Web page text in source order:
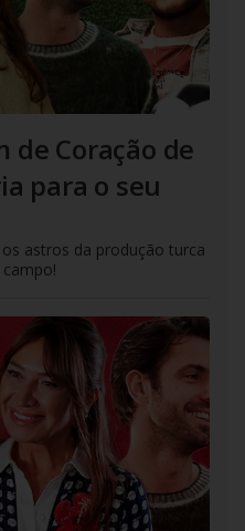
de Coração de
para o seu
astros da produção turca